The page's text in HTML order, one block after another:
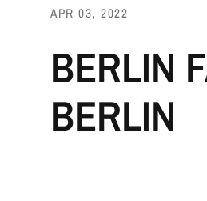
APR 03, 2022
BERLIN
BERLIN